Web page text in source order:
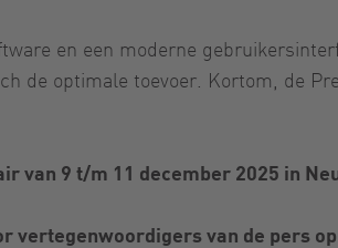
en een moderne
de optimale toevoer. Kortom, de
van 9 t/m 11 december 2025 in
van de pers